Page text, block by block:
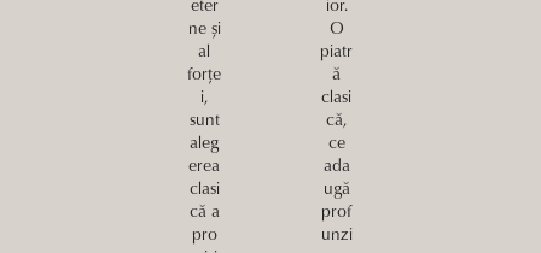
eter
ne și
al
forțe
i,
sunt
aleg
erea
clasi
că a
pro
ior.
O
piatr
ă
clasi
că,
ce
ada
ugă
prof
unzi